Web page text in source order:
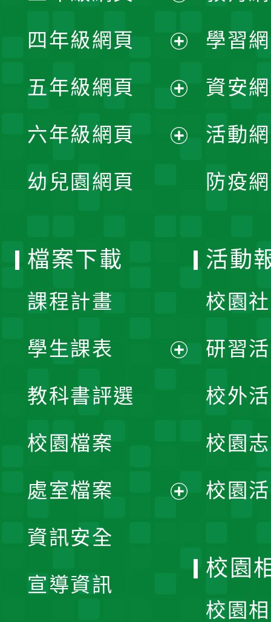
單
開
選
單
開
選
單
四年級網頁
開
選
五年級網頁
開
六年級網頁
幼兒園網頁
學習
資安
活動
防疫
檔案下載
課程計畫
學生課表
單
教科書評選
校園檔案
處室檔案
資訊安全
宣導資訊
活動
校園
研習
校外
校園
校園
校園
校園